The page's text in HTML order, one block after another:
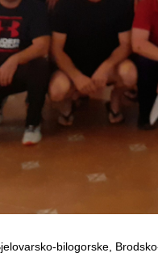
bilogorske,